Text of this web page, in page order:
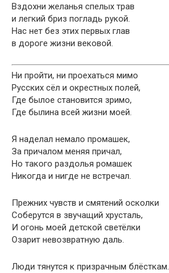
Вздохни желанья спелых трав
и легкий бриз погладь рукой.
Нас нет без этих первых глав
в дороге жизни вековой.
Ни пройти, ни проехаться мимо
Русских сёл и окрестных полей,
Где былое становится зримо,
Где былина всей жизни моей.
Я наделал немало промашек,
За причалом меняя причал,
Но такого раздолья ромашек
Никогда и нигде не встречал.
Прежних чувств и смятений осколки
Соберутся в звучащий хрусталь,
И огонь моей детской светёлки
Озарит невозвратную даль.
Люди тянутся к призрачным блёсткам.